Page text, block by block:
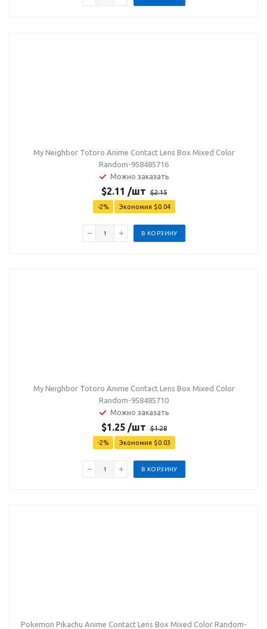
My Neighbor Totoro Anime Contact Lens Box Mixed Color
Random-958485716
Можно заказать
$2.11 /шт $2.15
-2% Экономия $0.04
В КОРЗИНУ
My Neighbor Totoro Anime Contact Lens Box Mixed Color
Random-958485710
Можно заказать
$1.25 /шт $1.28
-2% Экономия $0.03
В КОРЗИНУ
Pokemon Pikachu Anime Contact Lens Box Mixed Color Random-